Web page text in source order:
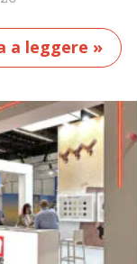
a leggere »